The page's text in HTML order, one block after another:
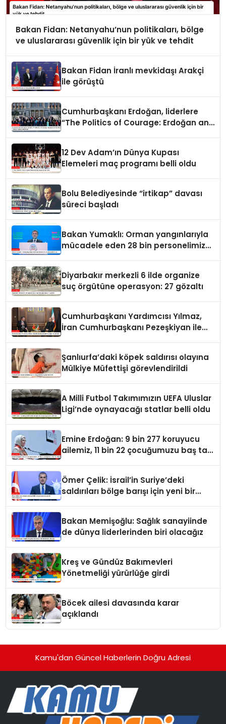
Bakan Fidan: Netanyahu’nun politikaları, bölge
ve uluslararası güvenlik için bir yük ve tehdit
Bakan Fidan İranlı mevkidaşı Arakçi
ile görüştü
Cumhurbaşkanı Erdoğan, liderlere
“The Politics of Courage: Erdoğan and
12 Dev Adam’ın Dünya Kupası
Elemeleri maç programı belli oldu
Bolu Belediyesinde “irtikap” davası
süreci başladı
Bakan Yumaklı: Orman yangınlarıyla
mücadele eden 28 bin personelimiz
Diyarbakır merkezli 6 ilde organize
suç örgütüne operasyon: 27 gözaltı
Cumhurbaşkanı Yardımcısı Yılmaz,
İran Cumhurbaşkanı Pezeşkiyan ile
Şanlıurfa’daki köpek saldırısı olayına
Mülkiye Müfettişi görevlendirildi
A Milli Futbol Takımımızın UEFA Uluslar
Ligi’nde oynayacağı statlar belli oldu
Emine Erdoğan: 9 bin 277 koruyucu
ailemiz, 11 bin 22 çocuğumuzu baş tacı
Ömer Çelik: İsrail’in Suriye’deki
saldırıları bölge barışı için yeni bir
Bakan Memişoğlu: Sağlık sanayiinde
de dünya liderlerinden biri olacağız
Kreş ve Gündüz Bakımevleri
Yönetmeliği yürürlüğe girdi
Böcek ailesi davasında karar
açıklandı
Kamu'dan Güncel Haberlerin Doğru Adresi